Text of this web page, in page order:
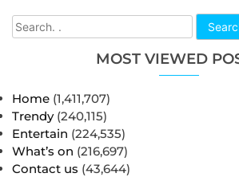
MOST VIEWED
Home (1,411,707)
Trendy (240,115)
Entertain (224,535)
What’s on (216,697)
Contact us (43,644)